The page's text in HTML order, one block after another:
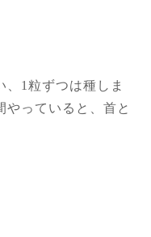
1粒ずつは種しま
やっていると、首と